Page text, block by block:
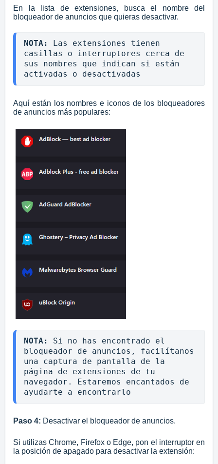
En la lista de extensiones, busca el nombre del
bloqueador de anuncios que quieras desactivar.
NOTA:
Las extensiones tienen
casillas o interruptores cerca de
sus nombres que indican si están
activadas o desactivadas
Aquí están los nombres e iconos de los bloqueadores
de anuncios más populares:
NOTA: Si no has encontrado el
bloqueador de anuncios, facilítanos
una captura de pantalla de la
página de extensiones de tu
navegador. Estaremos encantados de
ayudarte a encontrarlo
Paso 4: Desactivar el bloqueador de anuncios.
Si utilizas Chrome, Firefox o Edge, pon el interruptor en
la posición de apagado para desactivar la extensión: